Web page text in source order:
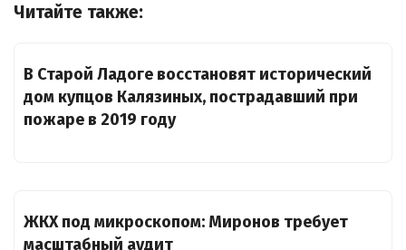
Читайте также:
В Старой Ладоге восстановят исторический
дом купцов Калязиных, пострадавший при
пожаре в 2019 году
ЖКХ под микроскопом: Миронов требует
масштабный аудит